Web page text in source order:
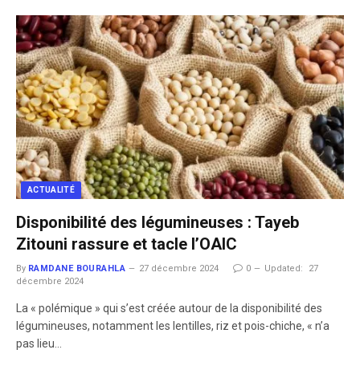
ACTUALITÉ
Disponibilité des légumineuses : Tayeb
Zitouni rassure et tacle l’OAIC
By RAMDANE BOURAHLA 27 décembre 2024 0 Updated:
27
décembre 2024
La « polémique » qui s’est créée autour de la disponibilité des
légumineuses, notamment les lentilles, riz et pois-chiche, « n’a
pas lieu…